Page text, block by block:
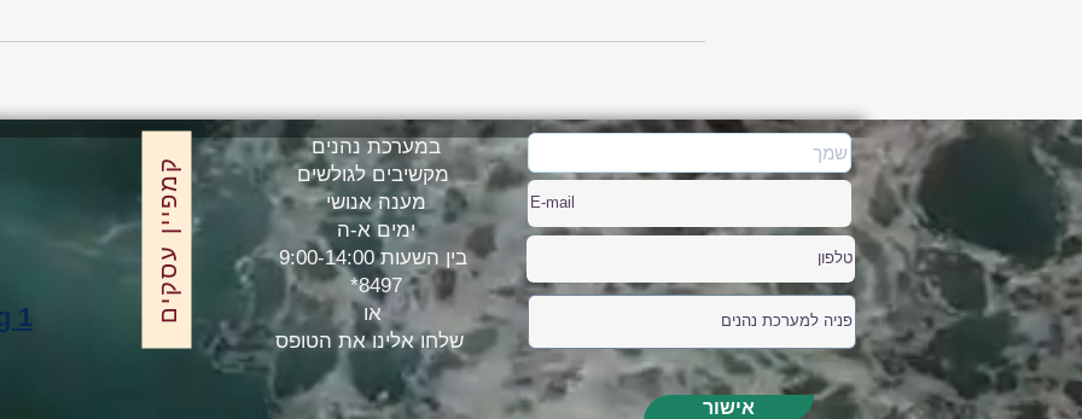
1 קמפיין עסקים
במערכת נהנים
מקשיבים לגולשים
מענה אנושי
ימים א-ה
בין השעות 9:00-14:00
*8497
או
שלחו אלינו את הטופס
אישור